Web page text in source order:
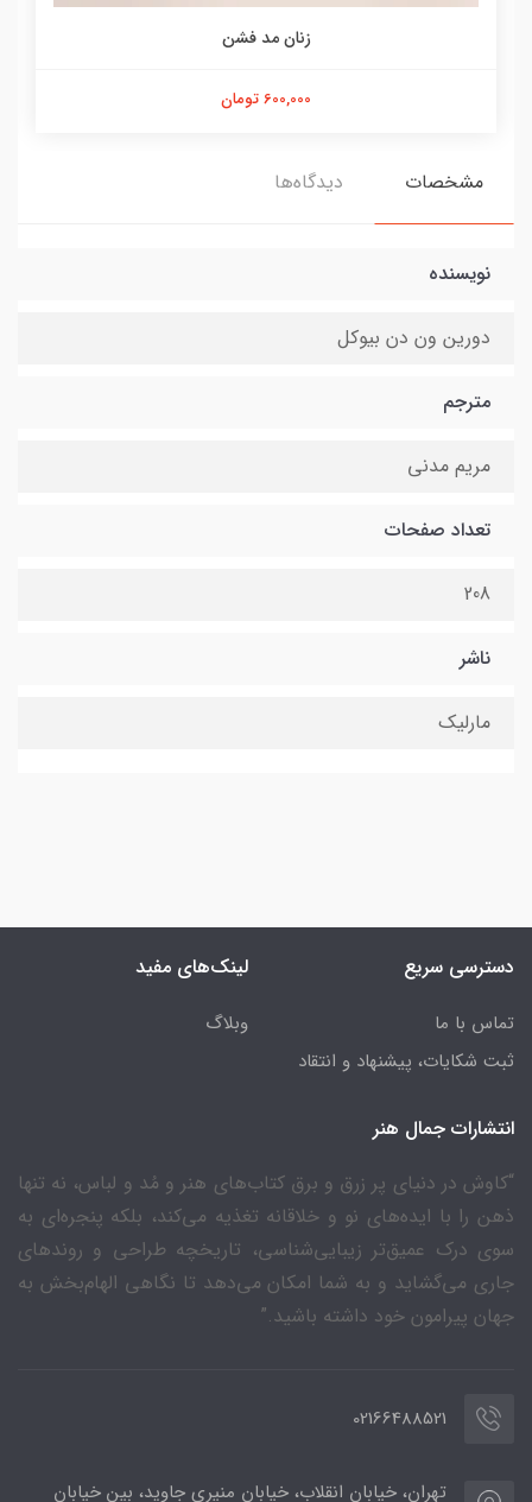
زنان مد فشن
600,000 تومان
مشخصات دیدگاه‌ها
نویسنده
دورین ون دن بیوکل
مترجم
مریم مدنی
تعداد صفحات
208
ناشر
مارلیک
دسترسی سریع
تماس با ما
ثبت شکایات، پیشنهاد و انتقاد
لینک‌های مفید
وبلاگ
انتشارات جمال هنر
“کاوش در دنیای پر زرق و برق کتاب‌های هنر و مُد و لباس، نه تنها
ذهن را با ایده‌های نو و خلاقانه تغذیه می‌کند، بلکه پنجره‌ای به
سوی درک عمیق‌تر زیبایی‌شناسی، تاریخچه طراحی و روندهای
جاری می‌گشاید و به شما امکان می‌دهد تا نگاهی الهام‌بخش به
جهان پیرامون خود داشته باشید.”
02166488521
تهران، خیابان انقلاب، خیابان منیری جاوید، بین خیابان